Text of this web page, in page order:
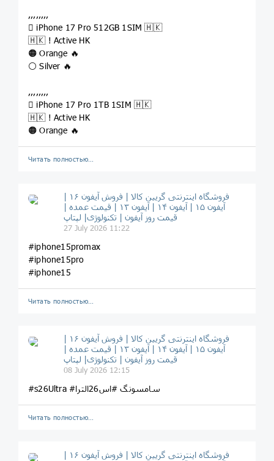
,,,,,,,,
 iPhone 17 Pro 512GB 1SIM 🇭🇰
🇭🇰 ! Active HK
🟠 Orange 🔥
⚪️ Silver 🔥
,,,,,,,,
 iPhone 17 Pro 1TB 1SIM 🇭🇰
🇭🇰 ! Active HK
🟠 Orange 🔥
Читать полностью…
آیفون ۱۵ | آیفون ۱۴ | آیفون ۱۳ | قیمت عمده |
قیمت روز آیفون | تکنولوژی| لپتاپ
27 July 2026 11:22
#iphone15promax
#iphone15pro
#iphone15
Читать полностью…
فروشگاه اینترنتی گریین کالا | فروش آیفون ۱۶ |
آیفون ۱۵ | آیفون ۱۴ | آیفون ۱۳ | قیمت عمده |
قیمت روز آیفون | تکنولوژی| لپتاپ
08 July 2026 12:15
#s26Ultra #سامسونگ #اس26الترا
Читать полностью…
فروشگاه اینترنتی گریین کالا | فروش آیفون ۱۶ |